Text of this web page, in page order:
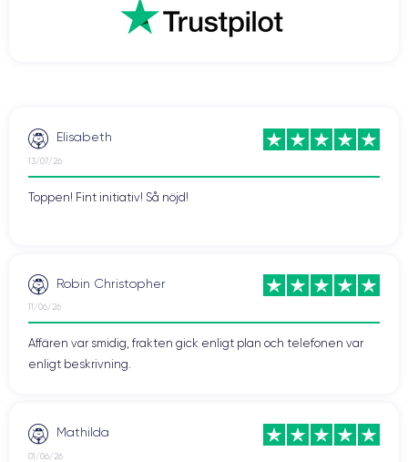
Elisabeth
13/07/26
Toppen! Fint initiativ! Så nöjd!
Robin Christopher
11/06/26
Affären var smidig, frakten gick enligt plan och telefonen var
enligt beskrivning.
Mathilda
01/06/26